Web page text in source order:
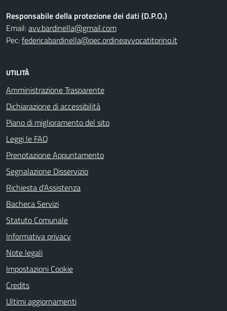
Responsabile della protezione dei dati (D.P.O.)
Email:avv.bardinella@gmail.com
Pec:federicabardinella@pec.ordineavvocatitorino.it
UTILITÀ
Amministrazione Trasparente
Dichiarazione di accessibilità
Piano di miglioramento del sito
Leggi le FAQ
Prenotazione Appuntamento
Segnalazione Disservizio
Richiesta d'Assistenza
Bacheca Servizi
Statuto Comunale
Informativa privacy
Note legali
Impostazioni Cookie
Credits
Ultimi aggiornamenti